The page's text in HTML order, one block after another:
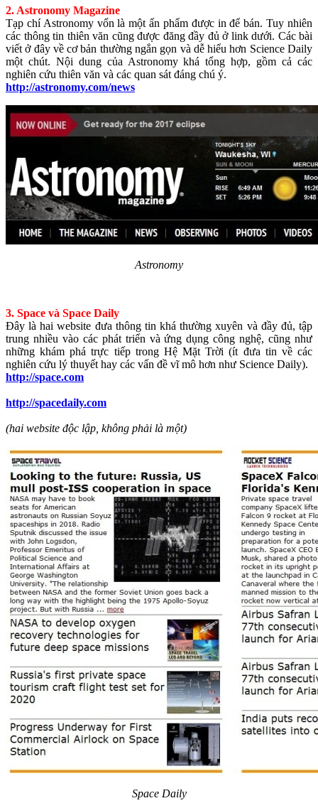
2. Astronomy Magazine
Tạp chí Astronomy vốn là một ấn phẩm được in để bán. Tuy nhiên
các thông tin thiên văn cũng được đăng đầy đủ ở link dưới. Các bài
viết ở đây về cơ bản thường ngắn gọn và dễ hiểu hơn Science Daily
một chút. Nội dung của Astronomy khá tổng hợp, gồm cả các
nghiên cứu thiên văn và các quan sát đáng chú ý.
http://astronomy.com/news
Astronomy
3. Space và Space Daily
Đây là hai website đưa thông tin khá thường xuyên và đầy đủ, tập
trung nhiều vào các phát triển và ứng dụng công nghệ, cũng như
những khám phá trực tiếp trong Hệ Mặt Trời (ít đưa tin về các
nghiên cứu lý thuyết hay các vấn đề vĩ mô hơn như Science Daily).
http://space.com
http://spacedaily.com
(hai website độc lập, không phải là một)
Space Daily